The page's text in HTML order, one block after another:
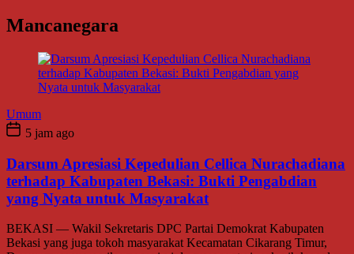
Mancanegara
Umum
5 jam ago
Darsum Apresiasi Kepedulian Cellica Nurachadiana
terhadap Kabupaten Bekasi: Bukti Pengabdian
yang Nyata untuk Masyarakat
BEKASI — Wakil Sekretaris DPC Partai Demokrat Kabupaten
Bekasi yang juga tokoh masyarakat Kecamatan Cikarang Timur,